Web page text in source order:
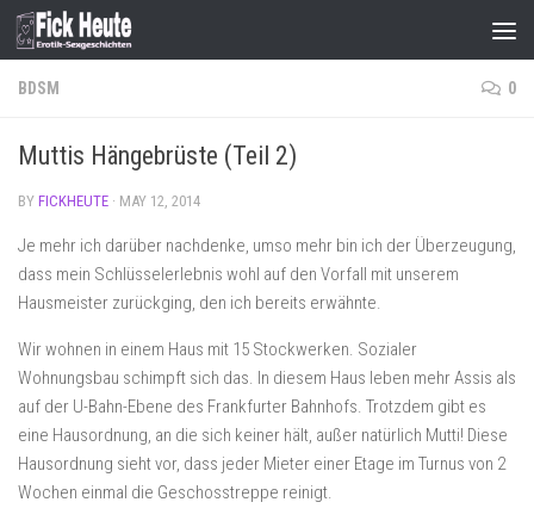
Skip to content
BDSM 0
Muttis Hängebrüste (Teil 2)
BY FICKHEUTE · MAY 12, 2014
Je mehr ich darüber nachdenke, umso mehr bin ich der Überzeugung,
dass mein Schlüsselerlebnis wohl auf den Vorfall mit unserem
Hausmeister zurückging, den ich bereits erwähnte.
Wir wohnen in einem Haus mit 15 Stockwerken. Sozialer
Wohnungsbau schimpft sich das. In diesem Haus leben mehr Assis als
auf der U-Bahn-Ebene des Frankfurter Bahnhofs. Trotzdem gibt es
eine Hausordnung, an die sich keiner hält, außer natürlich Mutti! Diese
Hausordnung sieht vor, dass jeder Mieter einer Etage im Turnus von 2
Wochen einmal die Geschosstreppe reinigt.